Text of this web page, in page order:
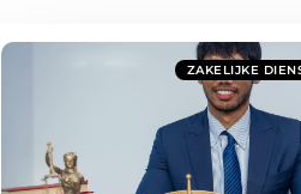
ZAKELIJKE